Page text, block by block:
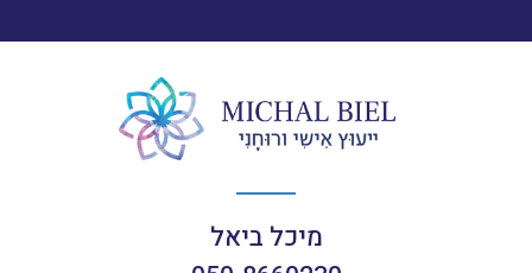
מיכל ביאל